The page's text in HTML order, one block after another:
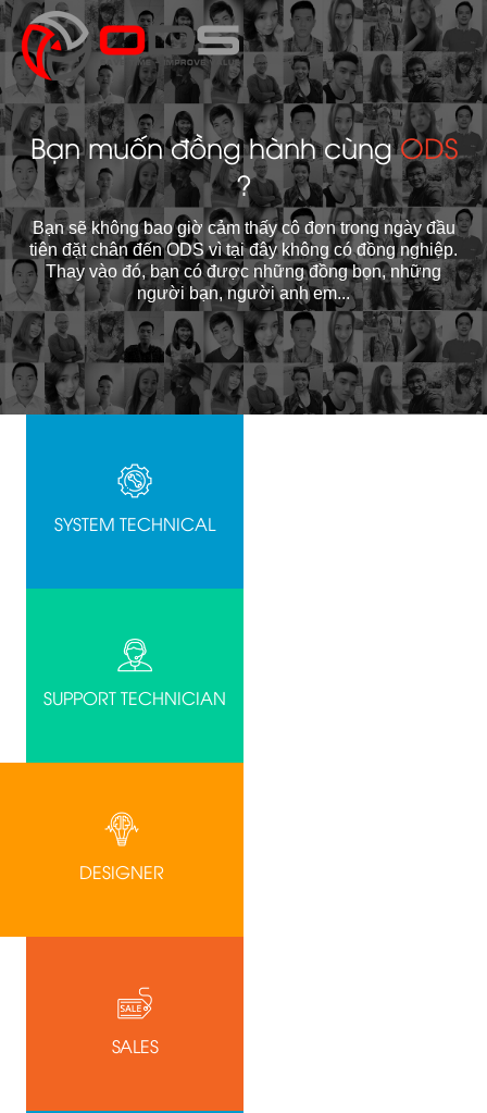
Bạn muốn đồng hành cùngODS
?
Bạn sẽ không bao giờ cảm thấy cô đơn trong ngày đầu
tiên đặt chân đến ODS vì tại đây không có đồng nghiệp.
Thay vào đó, bạn có được những đồng bọn, những
người bạn, người anh em...
SYSTEM TECHNICAL
SUPPORT TECHNICIAN
DESIGNER
SALES